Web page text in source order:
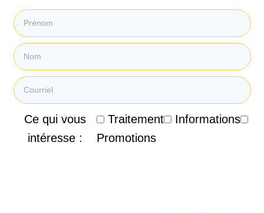
Ce qui vous
intéresse :
Traitement
Informations
Promotions